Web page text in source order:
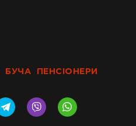
БУЧА ПЕНСІОНЕРИ